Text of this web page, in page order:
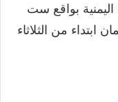
بواقع ست
من الثلاثاء